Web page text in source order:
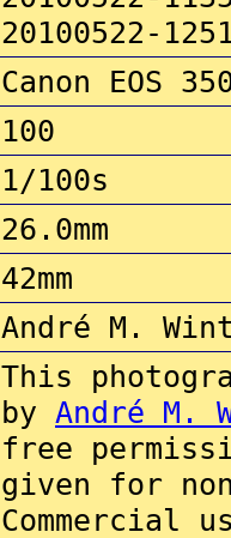
20100522-
Canon EOS
100
1/100s
26.0mm
42mm
André M.
This
by André M.
free
given for
Commercial